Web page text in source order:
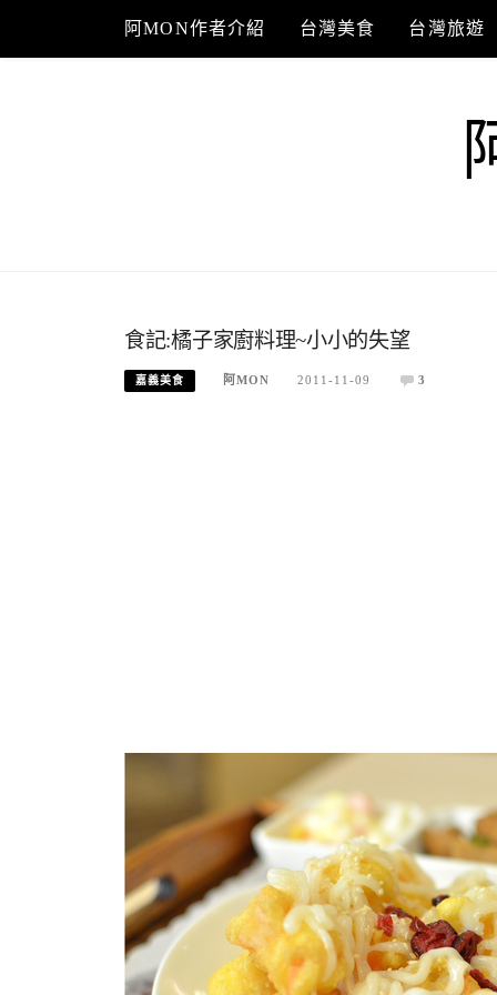
content
阿MON作者介紹 台灣美食 台灣旅遊
食記:橘子家廚料理~小小的失望
嘉義美食 阿MON 2011-11-09 3